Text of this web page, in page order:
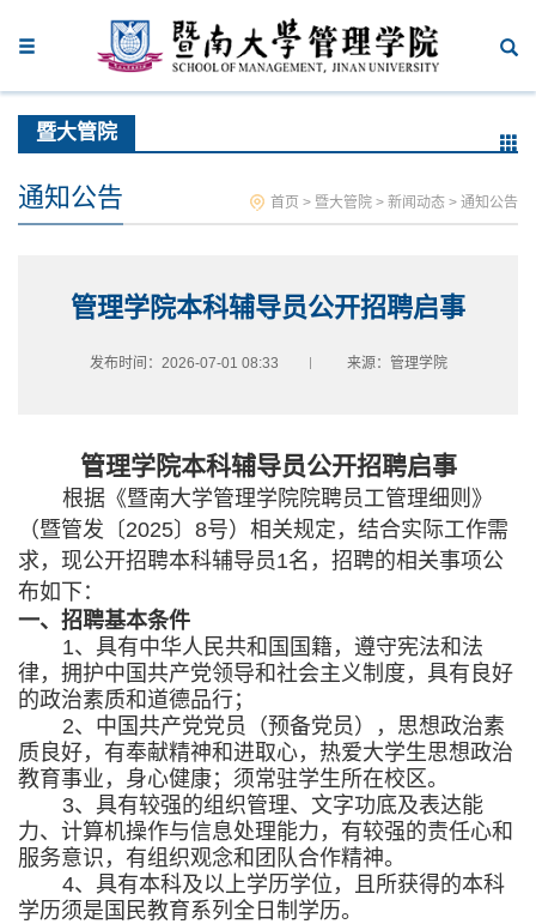
暨大管院
通知公告 首页 > 暨大管院 > 新闻动态 > 通知公告
管理学院本科辅导员公开招聘启事
发布时间：2026-07-01 08:33 来源：管理学院
管理学院本科辅导员公开招聘启事
根据《暨南大学管理学院院聘员工管理细则》
（暨管发〔2025〕 8号）相关规定，结合实际工作需
求，现公开招聘本科辅导员1名，招聘的相关事项公
布如下：
一、招聘基本条件
1、具有中华人民共和国国籍，遵守宪法和法
律，拥护中国共产党领导和社会主义制度，具有良好
的政治素质和道德品行；
2、中国共产党党员（预备党员），思想政治素
质良好，有奉献精神和进取心，热爱大学生思想政治
教育事业，身心健康；须常驻学生所在校区。
3、具有较强的组织管理、文字功底及表达能
力、计算机操作与信息处理能力，有较强的责任心和
服务意识，有组织观念和团队合作精神。
4、具有本科及以上学历学位，且所获得的本科
学历须是国民教育系列全日制学历。